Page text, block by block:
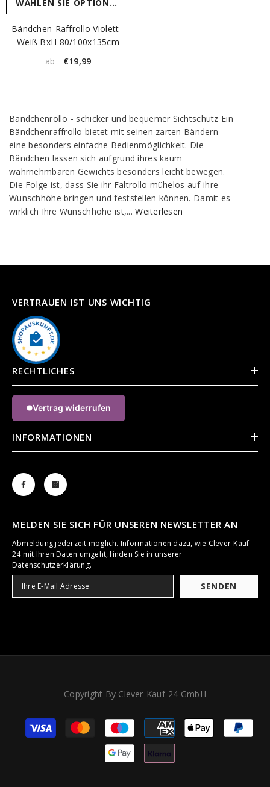
WÄHLEN SIE OPTIONEN
Bändchen-Raffrollo Violett -
Weiß BxH 80/100x135cm
ab
€19,99
Bändchenrollo - schicker und bequemer Sichtschutz Ein
Bändchenraffrollo bietet mit seinen zarten Bändern
eine besonders einfache Bedienmöglichkeit. Die
Bändchen lassen sich aufgrund ihres kaum
wahrnehmbaren Gewichts besonders leicht bewegen.
Die Folge ist, dass Sie ihr Faltrollo mühelos auf ihre
Wunschhöhe bringen und feststellen können. Damit es
wirklich Ihre Wunschhöhe ist,...Weiterlesen
VERTRAUEN IST UNS WICHTIG
RECHTLICHES
Vertrag widerrufen
INFORMATIONEN
MELDEN SIE SICH FÜR UNSEREN NEWSLETTER AN
Abmeldung jederzeit möglich. Informationen dazu, wie Clever-Kauf-
24 mit Ihren Daten umgeht, finden Sie in unserer
Datenschutzerklärung.
SENDEN
Copyright By Clever-Kauf-24 GmbH
Zahlungsarten